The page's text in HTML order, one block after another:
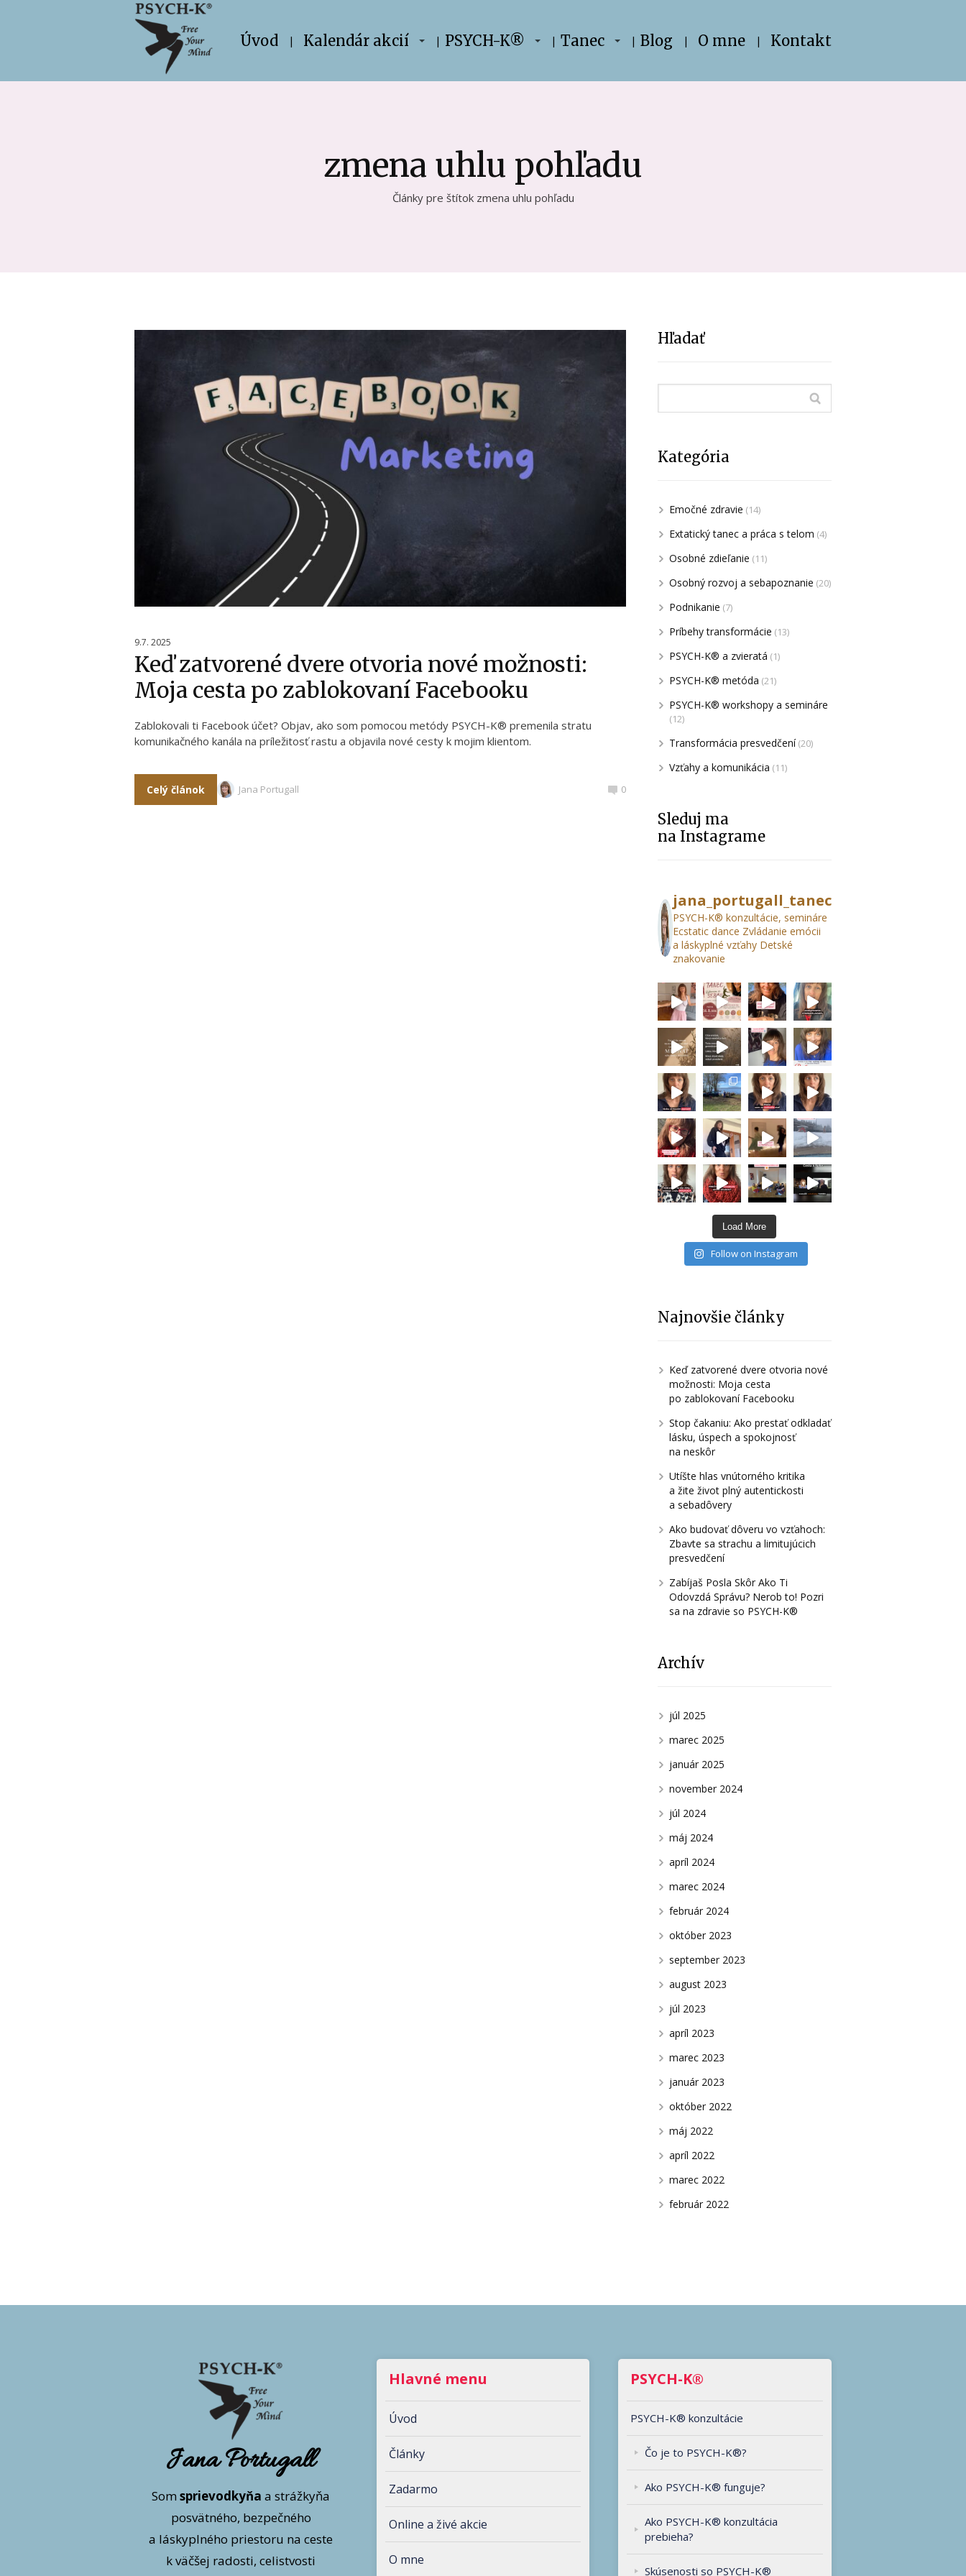
Úvod Kalendár akcií PSYCH-K® Tanec Blog O mne Kontakt
zmena uhlu pohľadu
Články pre štítok zmena uhlu pohľadu
9.7. 2025
Keď zatvorené dvere otvoria nové možnosti:
Moja cesta po zablokovaní Facebooku
Zablokovali ti Facebook účet? Objav, ako som pomocou metódy PSYCH-K® premenila stratu
komunikačného kanála na príležitosť rastu a objavila nové cesty k mojim klientom.
Celý článok Jana Portugall 0
Hľadať
Kategória
Emočné zdravie (14)
Extatický tanec a práca s telom (4)
Osobné zdieľanie (11)
Osobný rozvoj a sebapoznanie (20)
Podnikanie (7)
Príbehy transformácie (13)
PSYCH-K® a zvieratá (1)
PSYCH-K® metóda (21)
PSYCH-K® workshopy a semináre
(12)
Transformácia presvedčení(20)
Vzťahy a komunikácia (11)
Sleduj ma
na Instagrame
jana_portugall_tanec
PSYCH-K® konzultácie, semináre
Ecstatic dance Zvládanie emócii
a láskyplné vzťahy Detské
znakovanie
Load More
Follow on Instagram
Najnovšie články
Keď zatvorené dvere otvoria nové
možnosti: Moja cesta
po zablokovaní Facebooku
Stop čakaniu: Ako prestať odkladať
lásku, úspech a spokojnosť
na neskôr
Utíšte hlas vnútorného kritika
a žite život plný autentickosti
a sebadôvery
Ako budovať dôveru vo vzťahoch:
Zbavte sa strachu a limitujúcich
presvedčení
Zabíjaš Posla Skôr Ako Ti
Odovzdá Správu? Nerob to! Pozri
sa na zdravie so PSYCH-K®
Archív
júl 2025
marec 2025
január 2025
november 2024
júl 2024
máj 2024
apríl 2024
marec 2024
február 2024
október 2023
september 2023
august 2023
júl 2023
apríl 2023
marec 2023
január 2023
október 2022
máj 2022
apríl 2022
marec 2022
február 2022
Jana Portugall
Somsprievodkyňa a strážkyňa
posvätného, bezpečného
a láskyplného priestoru na ceste
k väčšej radosti, celistvosti
Hlavné menu
Úvod
Články
Zadarmo
Online a živé akcie
O mne
PSYCH-K®
PSYCH-K® konzultácie
Čo je to PSYCH-K®?
Ako PSYCH-K® funguje?
Ako PSYCH-K® konzultácia
prebieha?
Skúsenosti so PSYCH-K®